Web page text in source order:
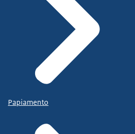
Papiamento